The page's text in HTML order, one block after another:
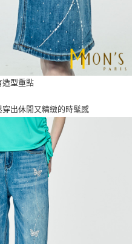
造型重點
出休閒又精緻的時髦感